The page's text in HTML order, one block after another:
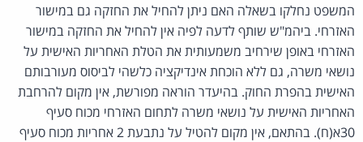
המשפט נחלקו בשאלה האם ניתן להחיל את החזקה גם במישור
האזרחי. ביהמ"ש שותף לדעה לפיה אין להחיל את החזקה במישור
האזרחי באופן שירחיב משמעותית את הטלת האחריות האישית על
נושאי משרה, גם ללא הוכחת אינדיקציה כלשהי לביסוס מעורבותם
האישית בהפרת החוק. בהיעדר הוראה מפורשת, אין מקום להרחבת
האחריות האישית על נושאי משרה לתחום האזרחי מכוח סעיף
30א(ח). בהתאם, אין מקום להטיל על נתבעת 2 אחריות מכוח סעיף